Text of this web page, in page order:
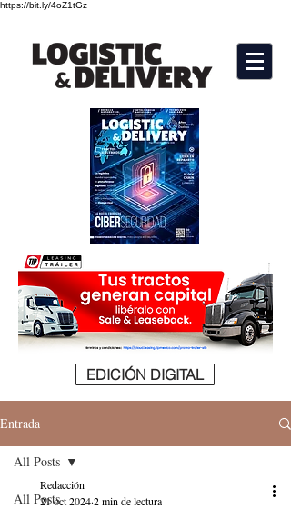
https://bit.ly/4oZ1tGz
EDICIÓN DIGITAL
Entrada
All Posts
All Posts
Redacción
21 oct 20242 min de lectura